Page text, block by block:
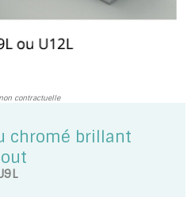
contractuelle
chromé brillant